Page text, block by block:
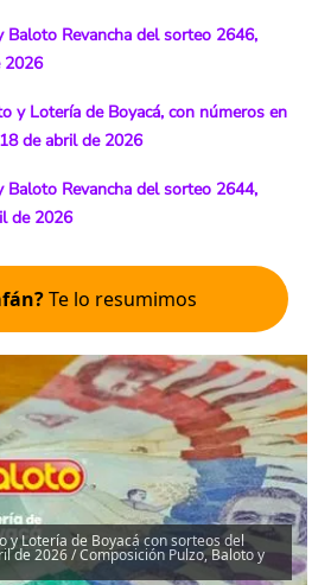
Baloto Revancha del sorteo 2646,
2026
y Lotería de Boyacá, con números en
de abril de 2026
Baloto Revancha del sorteo 2644,
de 2026
Te lo resumimos
y Lotería de Boyacá con sorteos del
de 2026 / Composición Pulzo, Baloto y